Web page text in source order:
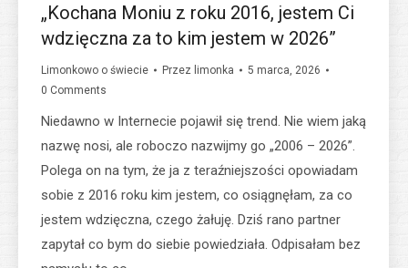
„Kochana Moniu z roku 2016, jestem Ci
wdzięczna za to kim jestem w 2026”
Limonkowo o świecie Przez limonka
5 marca, 2026
0 Comments
Niedawno w Internecie pojawił się trend. Nie wiem jaką
nazwę nosi, ale roboczo nazwijmy go „2006 – 2026”.
Polega on na tym, że ja z teraźniejszości opowiadam
sobie z 2016 roku kim jestem, co osiągnęłam, za co
jestem wdzięczna, czego żałuję. Dziś rano partner
zapytał co bym do siebie powiedziała. Odpisałam bez